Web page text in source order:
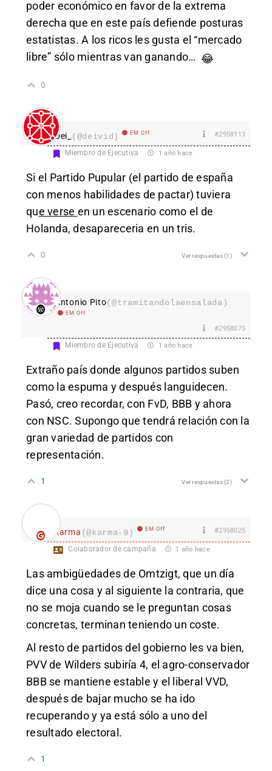
poder económico en favor de la extrema
derecha que en este país defiende posturas
estatistas. A los ricos les gusta el “mercado
libre” sólo mientras van ganando… 😂
0
Dei_ (@deivid) EM Off #2958113
Miembro de Ejecutiva 1 año hace
Si el Partido Pupular (el partido de españa
con menos habilidades de pactar) tuviera
que verse en un escenario como el de
Holanda, desapareceria en un tris.
0 Ver respuestas(1)
Antonio Pito(@tramitandolaensalada)
EM Off
#2958075
Miembro de Ejecutiva 1 año hace
Extraño país donde algunos partidos suben
como la espuma y después languidecen.
Pasó, creo recordar, con FvD, BBB y ahora
con NSC. Supongo que tendrá relación con la
gran variedad de partidos con
representación.
1 Ver respuestas(2)
karma (@karma-9) EM Off #2958025
Colaborador de campaña 1 año hace
Las ambigüedades de Omtzigt, que un día
dice una cosa y al siguiente la contraria, que
no se moja cuando se le preguntan cosas
concretas, terminan teniendo un coste.
Al resto de partidos del gobierno les va bien,
PVV de Wilders subiría 4, el agro-conservador
BBB se mantiene estable y el liberal VVD,
después de bajar mucho se ha ido
recuperando y ya está sólo a uno del
resultado electoral.
1